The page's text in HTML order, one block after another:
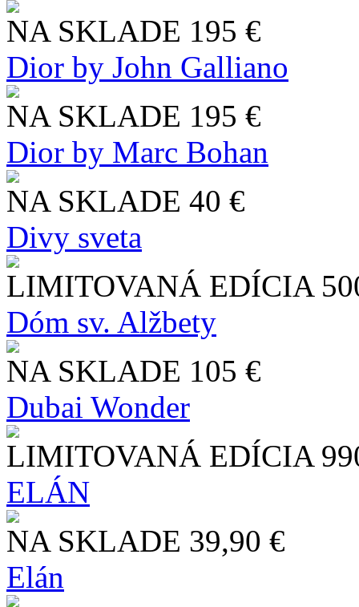
NA SKLADE 195 €
Dior by John Galliano
NA SKLADE 195 €
Dior by Marc Bohan
NA SKLADE 40 €
Divy sveta
LIMITOVANÁ EDÍCIA
Dóm sv. Alžbety
NA SKLADE 105 €
Dubai Wonder
LIMITOVANÁ EDÍCIA
ELÁN
NA SKLADE 39,90 €
Elán